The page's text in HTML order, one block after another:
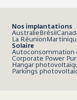
Nos implantations
Australie Brésil
La Réunion
Solaire
Autoconsommation
Corporate Power
Hangar
Parkings